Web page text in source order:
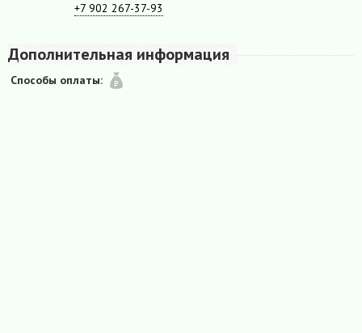
+7 902 267-37-93
Дополнительная информация
Способы оплаты: